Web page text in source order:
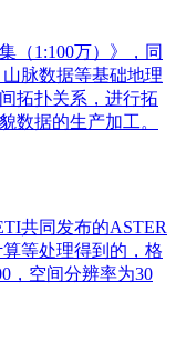
（1:100万）》，同
脉数据等基础地理
拓扑关系，进行拓
数据的生产加工。
共同发布的ASTER
等处理得到的，格
，空间分辨率为30